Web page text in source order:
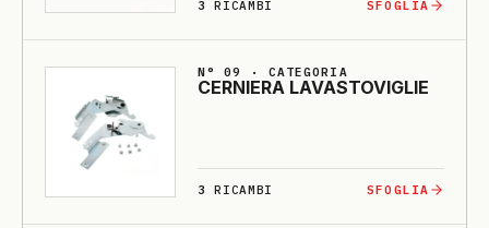
3 RICAMBI SFOGLIA
N° 09 · CATEGORIA
CERNIE­RA LA­VASTO­VI­GLIE
3 RICAMBI SFOGLIA